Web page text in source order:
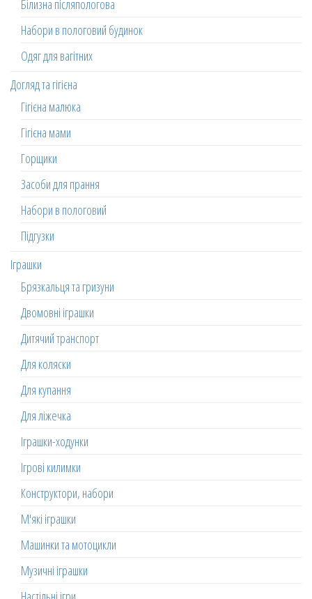
Білизна післяпологова
Набори в пологовий будинок
Одяг для вагітних
Догляд та гігієна
Гігієна малюка
Гігієна мами
Горщики
Засоби для прання
Набори в пологовий
Підгузки
Іграшки
Брязкальця та гризуни
Двомовні іграшки
Дитячий транспорт
Для коляски
Для купання
Для ліжечка
Іграшки-ходунки
Ігрові килимки
Конструктори, набори
М'які іграшки
Машинки та мотоцикли
Музичні іграшки